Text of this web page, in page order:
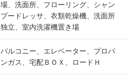
場、洗面所、フローリング、シャン
プードレッサ、衣類乾燥機、洗面所
独立、室内洗濯機置き場
バルコニー、エレベーター、プロパ
ンガス、宅配ＢＯＸ、ロードＨ